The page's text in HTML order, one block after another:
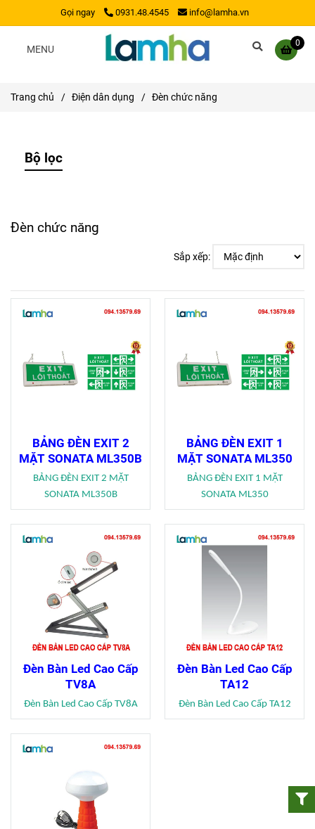
Gọi ngay 0931.48.4545 info@lamha.vn
0
MENU
Trang chủ / Điện dân dụng / Đèn chức năng
Bộ lọc
Đèn chức năng
Sắp xếp:
BẢNG ĐÈN EXIT 2
MẶT SONATA ML350B
BẢNG ĐÈN EXIT 2 MẶT
SONATA ML350B
BẢNG ĐÈN EXIT 1
MẶT SONATA ML350
BẢNG ĐÈN EXIT 1 MẶT
SONATA ML350
Đèn Bàn Led Cao Cấp
TV8A
Đèn Bàn Led Cao Cấp TV8A
Đèn Bàn Led Cao Cấp
TA12
Đèn Bàn Led Cao Cấp TA12